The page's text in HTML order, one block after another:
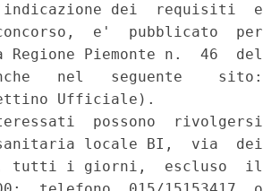
dei  requisiti  e
e'  pubblicato  per
Piemonte n.  46  del
nel   seguente    sito:
Ufficiale).
possono  rivolgersi
locale BI,  via  dei
tutti i giorni,  escluso  il